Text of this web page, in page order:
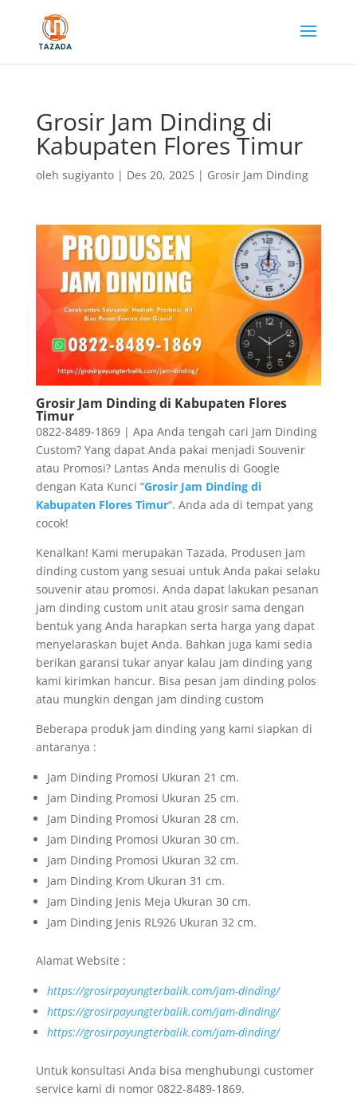
Grosir Jam Dinding di
Kabupaten Flores Timur
oleh sugiyanto| Des 20, 2025| Grosir Jam Dinding
Grosir Jam Dinding di Kabupaten Flores
Timur
0822-8489-1869 | Apa Anda tengah cari Jam Dinding
Custom? Yang dapat Anda pakai menjadi Souvenir
atau Promosi? Lantas Anda menulis di Google
dengan Kata Kunci “Grosir Jam Dinding di
Kabupaten Flores Timur“. Anda ada di tempat yang
cocok!
Kenalkan! Kami merupakan Tazada, Produsen jam
dinding custom yang sesuai untuk Anda pakai selaku
souvenir atau promosi. Anda dapat lakukan pesanan
jam dinding custom unit atau grosir sama dengan
bentuk yang Anda harapkan serta harga yang dapat
menyelaraskan bujet Anda. Bahkan juga kami sedia
berikan garansi tukar anyar kalau jam dinding yang
kami kirimkan hancur. Bisa pesan jam dinding polos
atau mungkin dengan jam dinding custom
Beberapa produk jam dinding yang kami siapkan di
antaranya :
Jam Dinding Promosi Ukuran 21 cm.
Jam Dinding Promosi Ukuran 25 cm.
Jam Dinding Promosi Ukuran 28 cm.
Jam Dinding Promosi Ukuran 30 cm.
Jam Dinding Promosi Ukuran 32 cm.
Jam Dinding Krom Ukuran 31 cm.
Jam Dinding Jenis Meja Ukuran 30 cm.
Jam Dinding Jenis RL926 Ukuran 32 cm.
Alamat Website :
https://grosirpayungterbalik.com/jam-dinding/
https://grosirpayungterbalik.com/jam-dinding/
https://grosirpayungterbalik.com/jam-dinding/
Untuk konsultasi Anda bisa menghubungi customer
service kami di nomor 0822-8489-1869.